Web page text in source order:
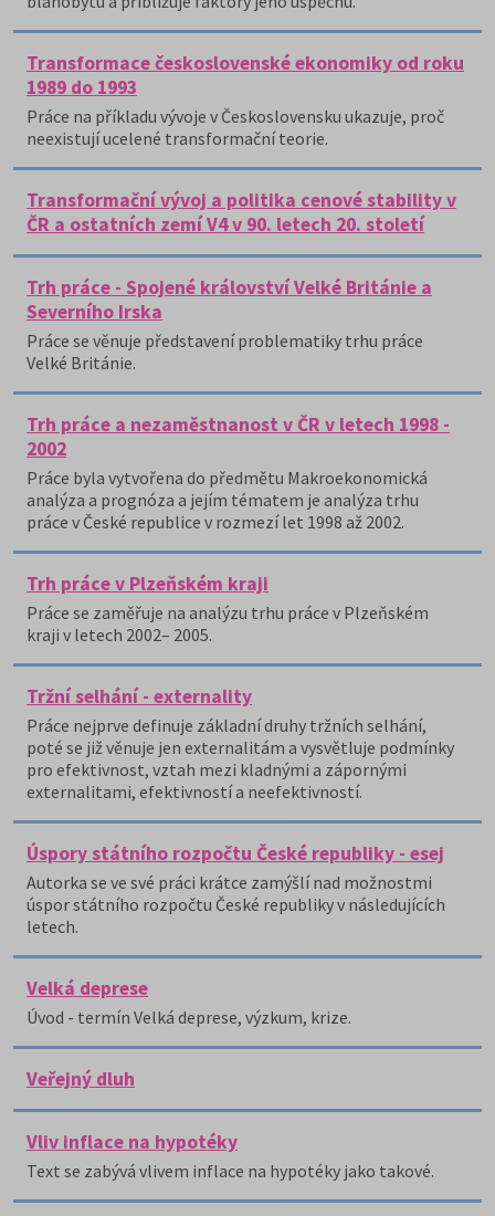
Transformace československé ekonomiky od roku
1989 do 1993
Práce na příkladu vývoje v Československu ukazuje, proč
neexistují ucelené transformační teorie.
Transformační vývoj a politika cenové stability v
ČR a ostatních zemí V4 v 90. letech 20. století
Trh práce - Spojené království Velké Británie a
Severního Irska
Práce se věnuje představení problematiky trhu práce
Velké Británie.
Trh práce a nezaměstnanost v ČR v letech 1998 -
2002
Práce byla vytvořena do předmětu Makroekonomická
analýza a prognóza a jejím tématem je analýza trhu
práce v České republice v rozmezí let 1998 až 2002.
Trh práce v Plzeňském kraji
Práce se zaměřuje na analýzu trhu práce v Plzeňském
kraji v letech 2002– 2005.
Tržní selhání - externality
Práce nejprve definuje základní druhy tržních selhání,
poté se již věnuje jen externalitám a vysvětluje podmínky
pro efektivnost, vztah mezi kladnými a zápornými
externalitami, efektivností a neefektivností.
Úspory státního rozpočtu České republiky - esej
Autorka se ve své práci krátce zamýšlí nad možnostmi
úspor státního rozpočtu České republiky v následujících
letech.
Velká deprese
Úvod - termín Velká deprese, výzkum, krize.
Veřejný dluh
Vliv inflace na hypotéky
Text se zabývá vlivem inflace na hypotéky jako takové.